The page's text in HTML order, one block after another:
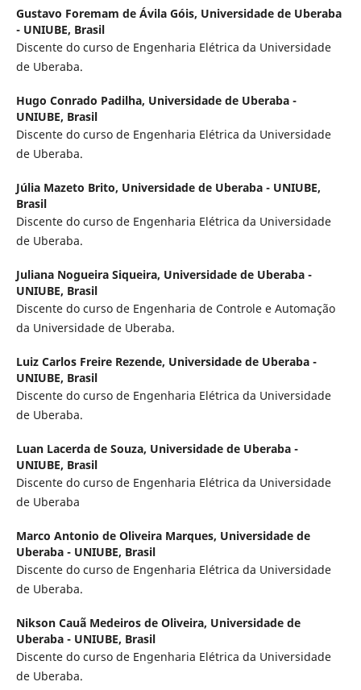
Gustavo Foremam de Ávila Góis, Universidade de Uberaba
- UNIUBE, Brasil
Discente do curso de Engenharia Elétrica da Universidade
de Uberaba.
Hugo Conrado Padilha, Universidade de Uberaba -
UNIUBE, Brasil
Discente do curso de Engenharia Elétrica da Universidade
de Uberaba.
Júlia Mazeto Brito, Universidade de Uberaba - UNIUBE,
Brasil
Discente do curso de Engenharia Elétrica da Universidade
de Uberaba.
Juliana Nogueira Siqueira, Universidade de Uberaba -
UNIUBE, Brasil
Discente do curso de Engenharia de Controle e Automação
da Universidade de Uberaba.
Luiz Carlos Freire Rezende, Universidade de Uberaba -
UNIUBE, Brasil
Discente do curso de Engenharia Elétrica da Universidade
de Uberaba.
Luan Lacerda de Souza, Universidade de Uberaba -
UNIUBE, Brasil
Discente do curso de Engenharia Elétrica da Universidade
de Uberaba
Marco Antonio de Oliveira Marques, Universidade de
Uberaba - UNIUBE, Brasil
Discente do curso de Engenharia Elétrica da Universidade
de Uberaba.
Nikson Cauã Medeiros de Oliveira, Universidade de
Uberaba - UNIUBE, Brasil
Discente do curso de Engenharia Elétrica da Universidade
de Uberaba.